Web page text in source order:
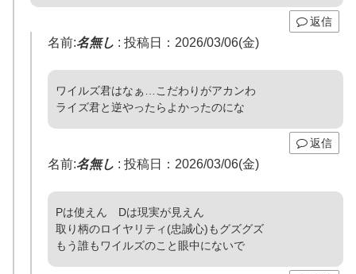
返信
名前:名無し : 投稿日：2026/03/06(金)
ワイルズ君はなぁ…こだわりがアカンわ
ライズ君と逆やったらよかったのにな
返信
名前:名無し : 投稿日：2026/03/06(金)
Pは使えん Dは現実が見えん
取り柄のロイヤリティ(忠誠心)もグズグズ
もう誰もワイルズのこと眼中にないで